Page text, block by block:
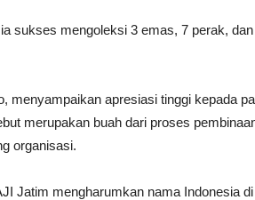
sukses mengoleksi 3 emas, 7 perak,
menyampaikan apresiasi tinggi kepada
merupakan buah dari proses
organisasi.
Jatim mengharumkan nama Indonesia di